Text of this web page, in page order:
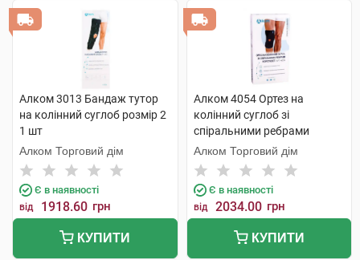
Алком 3013 Бандаж тутор
на колінний суглоб розмір 2
1 шт
Алком Торговий дім
Є в наявності
від 1918.60 грн
КУПИТИ
Алком 4054 Ортез на
колінний суглоб зі
спіральними ребрами
жорсткості 1 шт
Алком Торговий дім
Є в наявності
від 2034.00 грн
КУПИТИ